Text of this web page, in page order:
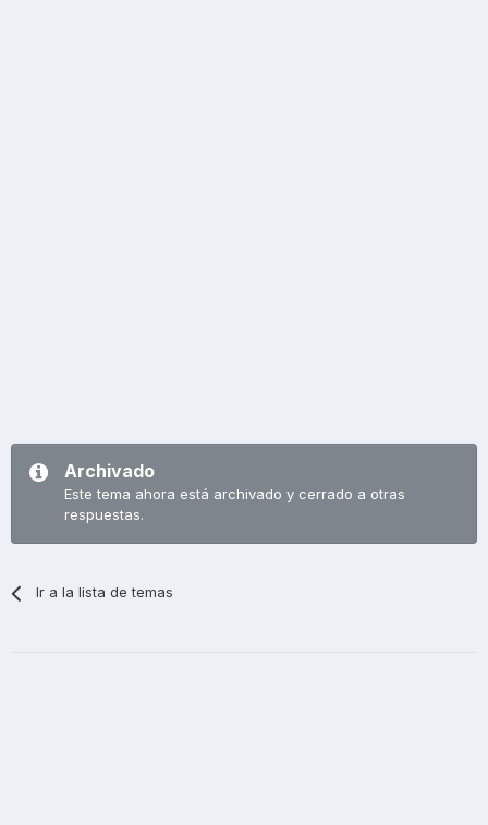
Archivado
Este tema ahora está archivado y cerrado a otras
respuestas.
Ir a la lista de temas